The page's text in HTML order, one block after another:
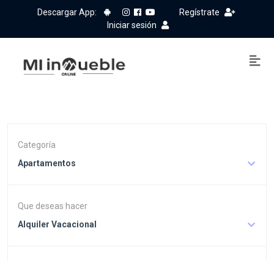
Descargar App:
Regístrate
Iniciar sesión
Categoría
Apartamentos
Que deseas hacer
Alquiler Vacacional